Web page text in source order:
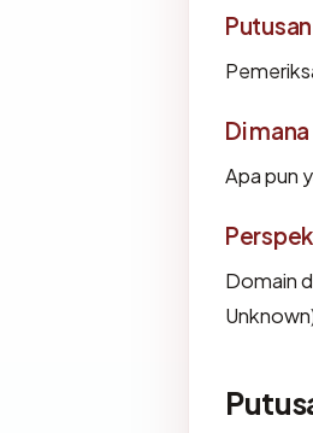
Di
Apa pun
Domain